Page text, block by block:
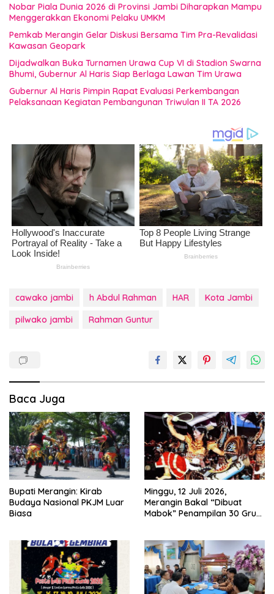
Nobar Piala Dunia 2026 di Provinsi Jambi Diharapkan Mampu
Menggerakkan Ekonomi Pelaku UMKM
Pemkab Merangin Gelar Diskusi Bersama Tim Pra-Revalidasi
Kawasan Geopark
Dijadwalkan Buka Turnamen Urawa Cup VI di Stadion Swarna
Bhumi, Gubernur Al Haris Siap Berlaga Lawan Tim Urawa
Gubernur Al Haris Pimpin Rapat Evaluasi Perkembangan
Pelaksanaan Kegiatan Pembangunan Triwulan II TA 2026
cawako jambi h Abdul Rahman HAR
Kota Jambi
pilwako jambi
Rahman Guntur
Baca Juga
Bupati Merangin: Kirab
Budaya Nasional PKJM Luar
Biasa
Minggu, 12 Juli 2026,
Merangin Bakal “Dibuat
Mabok” Penampilan 30 Grup